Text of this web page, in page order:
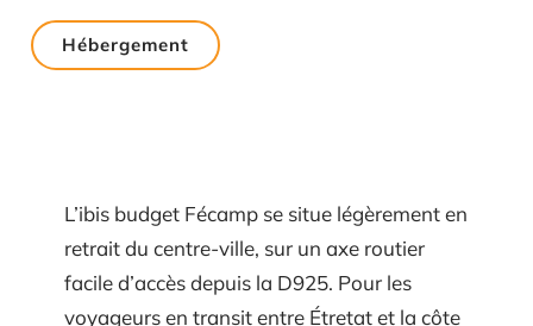
Hébergement
L’ibis budget Fécamp se situe légèrement en
retrait du centre-ville, sur un axe routier
facile d’accès depuis la D925. Pour les
voyageurs en transit entre Étretat et la côte